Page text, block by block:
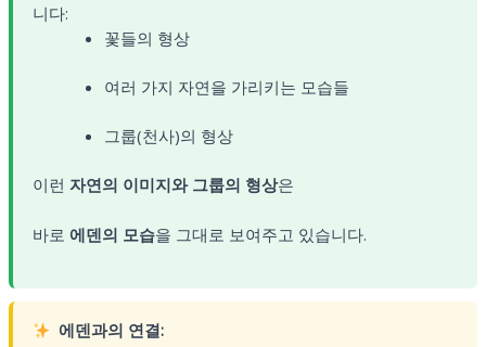
니다:
꽃들의 형상
여러 가지 자연을 가리키는 모습들
그룹(천사)의 형상
이런 자연의 이미지와 그룹의 형상은
바로 에덴의 모습을 그대로 보여주고 있습니다.
에덴과의 연결: